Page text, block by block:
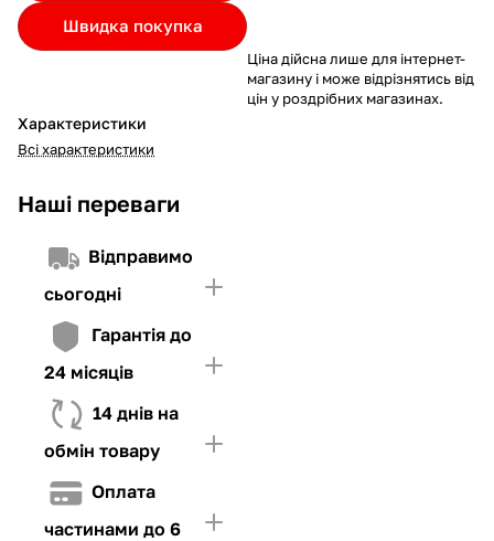
Швидка покупка
Характеристики
Всі характеристики
Наші переваги
Відправимо
сьогодні
Гарантія до
24 місяців
14 днів на
обмін товару
Оплата
частинами до 6
Якщо ліміт нижчий за вартість товару, невистачаючу суму
потрібно внести Першим внеском
4. Мати достатньо коштів для внесення першої частини платежу
та Першого внеску (у разі потреби)
Ціна дійсна лише для інтернет-
магазину і може відрізнятись від
цін у роздрібних магазинах.